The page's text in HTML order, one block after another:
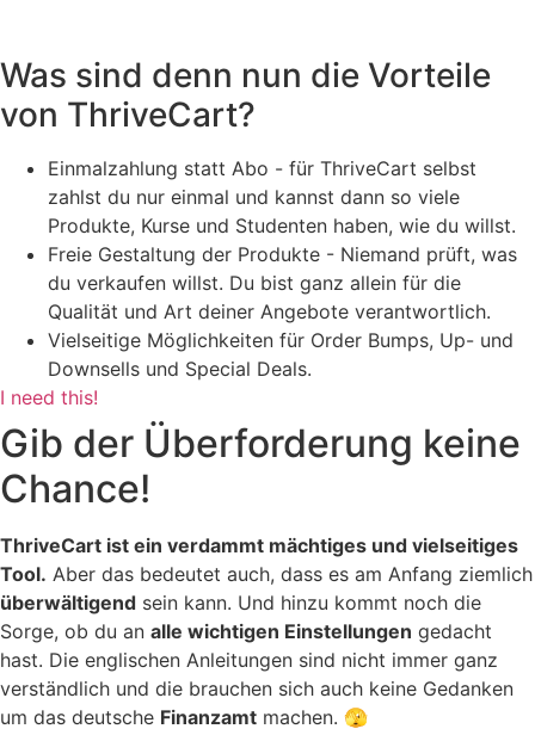
Was sind denn nun die Vorteile
von ThriveCart?
Einmalzahlung statt Abo - für ThriveCart selbst
zahlst du nur einmal und kannst dann so viele
Produkte, Kurse und Studenten haben, wie du willst.
Freie Gestaltung der Produkte - Niemand prüft, was
du verkaufen willst. Du bist ganz allein für die
Qualität und Art deiner Angebote verantwortlich.
Vielseitige Möglichkeiten für Order Bumps, Up- und
Downsells und Special Deals.
I need this!
Gib der Überforderung keine
Chance!
ThriveCart ist ein verdammt mächtiges und vielseitiges
Tool. Aber das bedeutet auch, dass es am Anfang ziemlich
überwältigend sein kann. Und hinzu kommt noch die
Sorge, ob du an alle wichtigen Einstellungen gedacht
hast. Die englischen Anleitungen sind nicht immer ganz
verständlich und die brauchen sich auch keine Gedanken
um das deutsche Finanzamt machen. 🫣